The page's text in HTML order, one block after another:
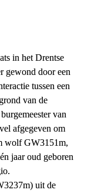
in het Drentse
gewond door een
tussen een
van de
van
afgegeven om
wolf GW3151m,
jaar oud geboren
uit de